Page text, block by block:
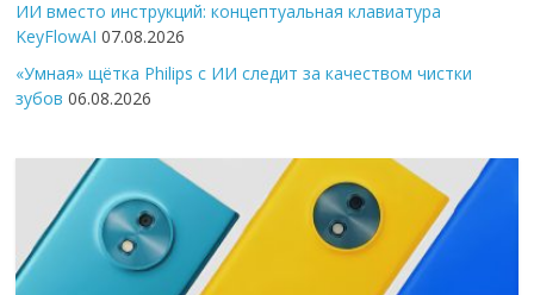
ИИ вместо инструкций: концептуальная клавиатура
KeyFlowAI 07.08.2026
«Умная» щётка Philips с ИИ следит за качеством чистки
зубов 06.08.2026